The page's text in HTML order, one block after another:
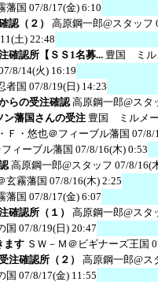
藩国 07/8/17(金) 6:10
認（２）
高原鋼一郎@スタッフ
土) 22:48
確認所【ＳＳ1名募... 豊国 ミル
8/14(火) 16:19
者国 07/8/19(日) 14:23
らの受注確認 高原鋼一郎@スタ
ン藩国さんの受注 豊国 ミルメ
Ｆ・悠也＠フィーブル藩国 07/8/
ィーブル藩国 07/8/16(木) 0:53
高原鋼一郎@スタッフ 07/8/16(
玄霧藩国 07/8/16(木) 2:25
藩国 07/8/17(金) 6:07
確認所（１）
高原鋼一郎@スタ
国 07/8/19(日) 20:47
ます ＳＷ－Ｍ＠ビギナーズ王国
注確認所（２）
高原鋼一郎@ス
国 07/8/17(金) 11:55